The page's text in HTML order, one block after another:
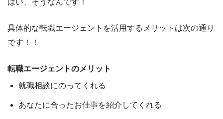
具体的な転職エージェントを活用するメリットは次の通り
です！
！
転職エージェントのメリット
就職相談にのってくれる
あなたに合ったお仕事を紹介してくれる